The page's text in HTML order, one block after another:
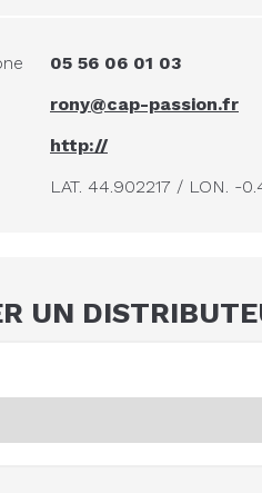
05 56 06 01 03
rony@cap-passion.fr
http://
LAT. 44.902217 / LON. -
UN